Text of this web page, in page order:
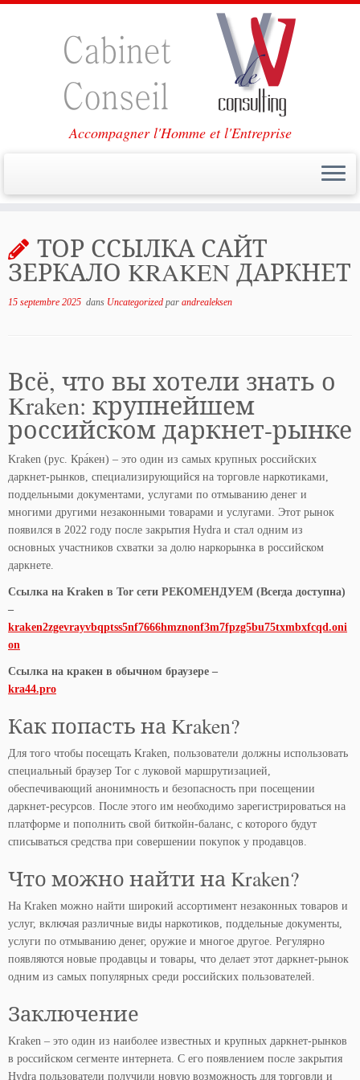
contenu
Accompagner l'Homme et l'Entreprise
ТОР ССЫЛКА САЙТ
ЗЕРКАЛО KRAKEN ДАРКНЕТ
15 septembre 2025 dans Uncategorized par andrealeksen
Всё, что вы хотели знать о
Kraken: крупнейшем
российском даркнет-рынке
Kraken (рус. Кра́кен) – это один из самых крупных российских
даркнет-рынков, специализирующийся на торговле наркотиками,
поддельными документами, услугами по отмыванию денег и
многими другими незаконными товарами и услугами. Этот рынок
появился в 2022 году после закрытия Hydra и стал одним из
основных участников схватки за долю наркорынка в российском
даркнете.
Ссылка на Kraken в Tor сети РЕКОМЕНДУЕМ (Всегда доступна)
–
kraken2zgevrayvbqptss5nf7666hmznonf3m7fpzg5bu75txmbxfcqd.oni
on
Ссылка на кракен в обычном браузере –
kra44.pro
Как попасть на Kraken?
Для того чтобы посещать Kraken, пользователи должны использовать
специальный браузер Tor с луковой маршрутизацией,
обеспечивающий анонимность и безопасность при посещении
даркнет-ресурсов. После этого им необходимо зарегистрироваться на
платформе и пополнить свой биткойн-баланс, с которого будут
списываться средства при совершении покупок у продавцов.
Что можно найти на Kraken?
На Kraken можно найти широкий ассортимент незаконных товаров и
услуг, включая различные виды наркотиков, поддельные документы,
услуги по отмыванию денег, оружие и многое другое. Регулярно
появляются новые продавцы и товары, что делает этот даркнет-рынок
одним из самых популярных среди российских пользователей.
Заключение
Kraken – это один из наиболее известных и крупных даркнет-рынков
в российском сегменте интернета. С его появлением после закрытия
Hydra пользователи получили новую возможность для торговли и